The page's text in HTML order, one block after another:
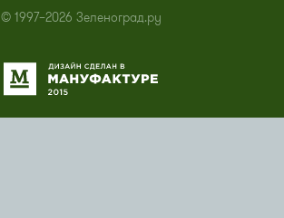
© 1997–2026 Зеленоград.ру